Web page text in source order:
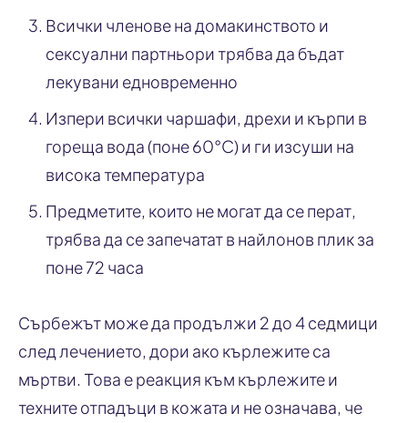
Всички членове на домакинството и
сексуални партньори трябва да бъдат
лекувани едновременно
Изпери всички чаршафи, дрехи и кърпи в
гореща вода (поне 60°C) и ги изсуши на
висока температура
Предметите, които не могат да се перат,
трябва да се запечатат в найлонов плик за
поне 72 часа
Сърбежът може да продължи 2 до 4 седмици
след лечението, дори ако кърлежите са
мъртви. Това е реакция към кърлежите и
техните отпадъци в кожата и не означава, че